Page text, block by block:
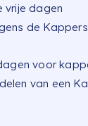
vrije dagen
de Kappers
voor
van een